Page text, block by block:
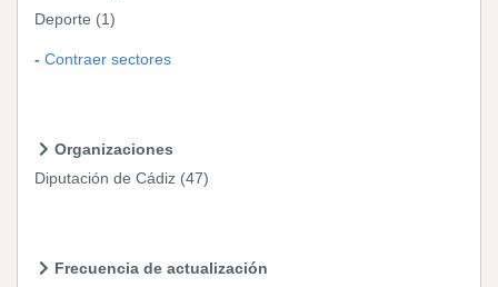
Deporte (1)
Contraer sectores
Organizaciones
Diputación de Cádiz (47)
Frecuencia de actualización